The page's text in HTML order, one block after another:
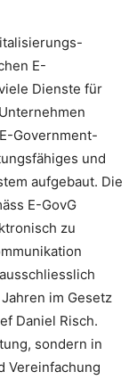
E-
Dienste für
Government-
und
aufgebaut. Die
E-GovG
zu
im Gesetz
Daniel Risch.
sondern in
Vereinfachung